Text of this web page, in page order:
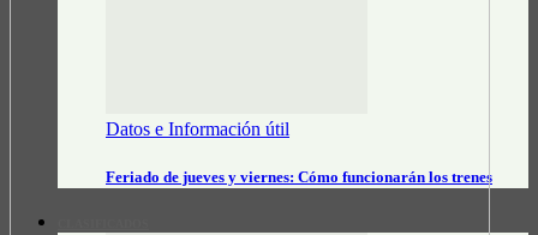
Datos e Información útil
Feriado de jueves y viernes: Cómo funcionarán los trenes